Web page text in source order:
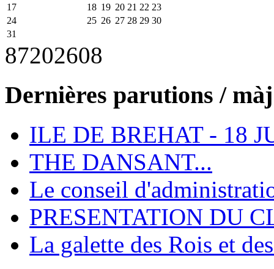
17
18 19 20 21 22 23
24
25 26 27 28 29 30
31
87202608
Dernières parutions / màj
ILE DE BREHAT - 18
THE DANSANT...
Le conseil
PRESENTATION DU
La galette des Rois et